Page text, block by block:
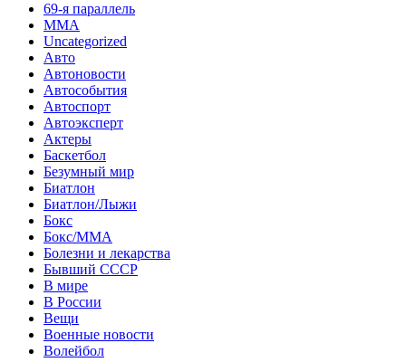
69-я параллель
MMA
Uncategorized
Авто
Автоновости
Автособытия
Автоспорт
Автоэксперт
Актеры
Баскетбол
Безумный мир
Биатлон
Биатлон/Лыжи
Бокс
Бокс/MMA
Болезни и лекарства
Бывший СССР
В мире
В России
Вещи
Военные новости
Волейбол